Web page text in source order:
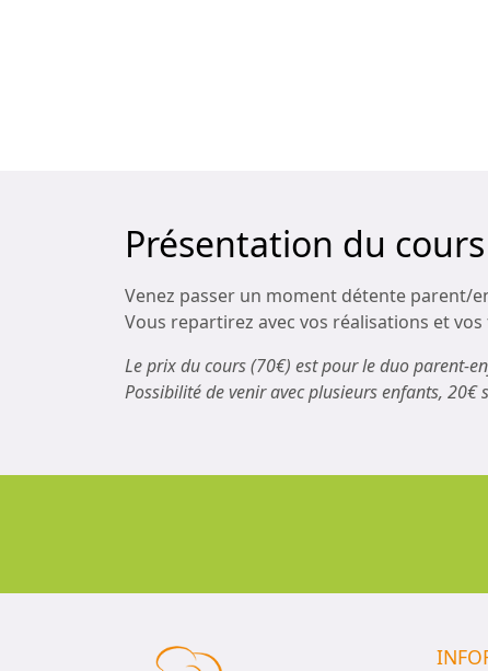
Présentation du cours
Venez passer un moment détente parent/
Vous repartirez avec vos réalisations et
Le prix du cours (70€) est pour le duo parent-
Possibilité de venir avec plusieurs enfants,